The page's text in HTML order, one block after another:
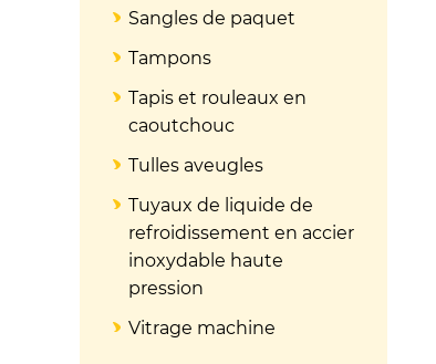
Sangles de paquet
Tampons
Tapis et rouleaux en
caoutchouc
Tulles aveugles
Tuyaux de liquide de
refroidissement en accier
inoxydable haute
pression
Vitrage machine